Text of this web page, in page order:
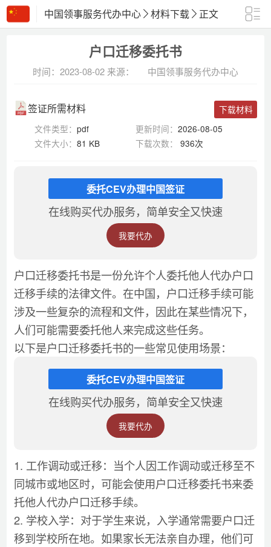
中国领事服务代办中心 材料下载 正文
户口迁移委托书
时间：2023-08-02 来源： 中国领事服务代办中心
签证所需材料
下载材料
文件类型： pdf 更新时间： 2026-08-05
文件大小： 81 KB 下载次数： 936次
委托CEV办理中国签证
在线购买代办服务，简单安全又快速
我要代办
户口迁移委托书是一份允许个人委托他人代办户口
迁移手续的法律文件。在中国，户口迁移手续可能
涉及一些复杂的流程和文件，因此在某些情况下，
人们可能需要委托他人来完成这些任务。
以下是户口迁移委托书的一些常见使用场景：
委托CEV办理中国签证
在线购买代办服务，简单安全又快速
我要代办
1. 工作调动或迁移：当个人因工作调动或迁移至不
同城市或地区时，可能会使用户口迁移委托书来委
托他人代办户口迁移手续。
2. 学校入学：对于学生来说，入学通常需要户口迁
移到学校所在地。如果家长无法亲自办理，他们可